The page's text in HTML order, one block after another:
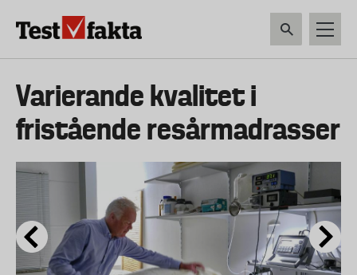
Huvudmeny
ny
Varierande kvalitet i
fristående resårmadrasser